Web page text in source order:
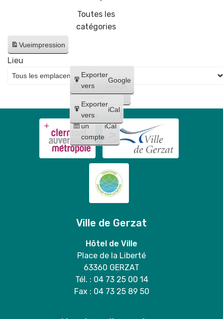
Toutes les
catégories
Vueimpression
Créer
un
compte
Google
Créer
un
compte
iCal
Exporter
vers
Google
Exporter
vers
iCal
Lieu
Ville de Gerzat
Hôtel de Ville
Place de la Liberté
63360 GERZAT
Tél. : 04 73 25 00 14
Fax : 04 73 25 89 50